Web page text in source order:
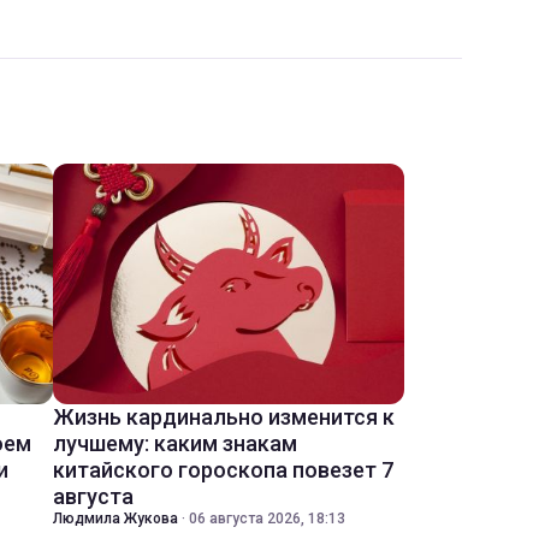
Жизнь кардинально изменится к
лучшему: каким знакам
китайского гороскопа повезет 7
августа
Людмила Жукова · 06 августа 2026, 18:13